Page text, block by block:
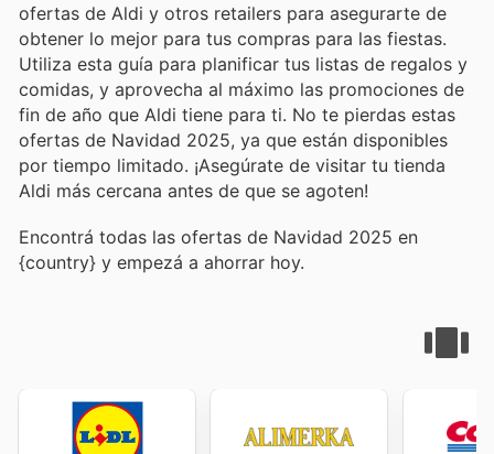
ofertas de Aldi y otros retailers para asegurarte de
obtener lo mejor para tus compras para las fiestas.
Utiliza esta guía para planificar tus listas de regalos y
comidas, y aprovecha al máximo las promociones de
fin de año que Aldi tiene para ti. No te pierdas estas
ofertas de Navidad 2025, ya que están disponibles
por tiempo limitado. ¡Asegúrate de visitar tu tienda
Aldi más cercana antes de que se agoten!
Encontrá todas las ofertas de Navidad 2025 en
{country} y empezá a ahorrar hoy.